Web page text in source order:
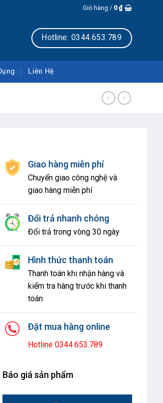
Giỏ hàng / 0₫
Hotline: 0344.653.789
Liên Hệ
Giao hàng miễn phí
Chuyển giao công nghệ và
giao hàng miễn phí
Đổi trả nhanh chóng
Đổi trả trong vòng 30 ngày
Hình thức thanh toán
Thanh toán khi nhận hàng và
kiểm tra hàng trước khi thanh
toán
Đặt mua hàng online
Hotline 0344.653.789
Báo giá sản phẩm